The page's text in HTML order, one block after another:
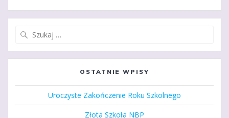
OSTATNIE WPISY
Uroczyste Zakończenie Roku Szkolnego
Złota Szkoła NBP